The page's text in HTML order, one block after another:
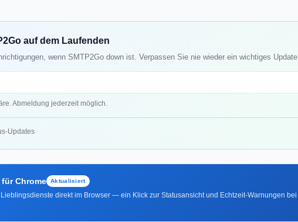
auf dem Laufenden
wenn SMTP2Go down ist. Verpassen Sie nie wieder ein wichtiges Update.
Abmeldung jederzeit möglich.
Updates
Chrome Aktualisiert
direkt im Browser — ein Klick zur Statusansicht und Echtzeit-Warnungen bei